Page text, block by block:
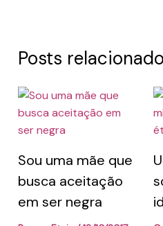
Posts
Sou uma mãe que
busca aceitação
em ser negra